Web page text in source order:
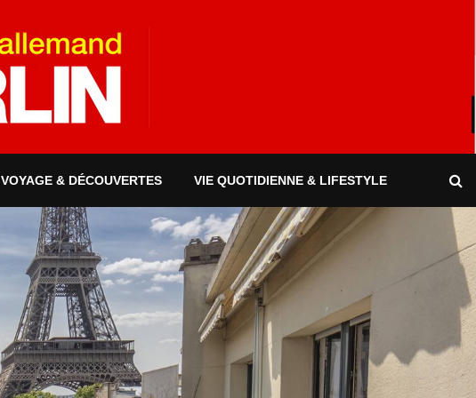
VOYAGE & DÉCOUVERTES VIE QUOTIDIENNE & LIFESTYLE